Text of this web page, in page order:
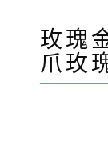
玫瑰
爪玫